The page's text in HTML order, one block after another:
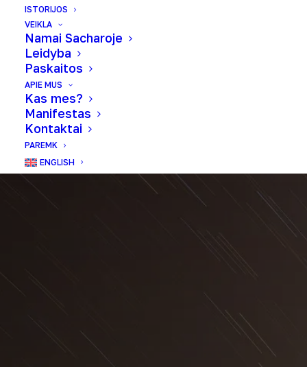
ISTORIJOS
VEIKLA
Namai Sacharoje
Leidyba
Paskaitos
APIE MUS
Kas mes?
Manifestas
Kontaktai
PAREMK
ENGLISH